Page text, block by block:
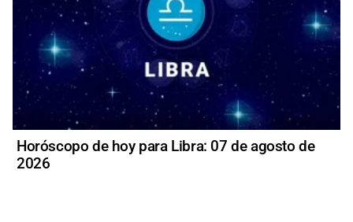
Horóscopo de hoy para Libra: 07 de agosto de
2026